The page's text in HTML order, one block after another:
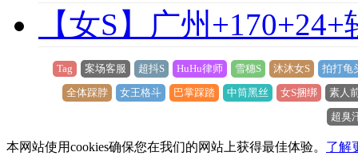
【女S】广州
Tag 案场客服 超抖S HuHu律师 雪穗S 沐沐女S
拍打龟
全体踩脖
女王格斗 巴掌踩踏 中筒黑丝 女S捆绑
素人
超臭
本网站使用cookies确保您在我们的网站上获得最佳体验。 了解